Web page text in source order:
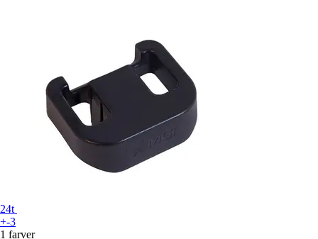
24t
+-3
1 farver